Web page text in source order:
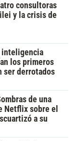
consultoras
y la crisis de
inteligencia
los primeros
ser derrotados
de una
Netflix sobre el
a su